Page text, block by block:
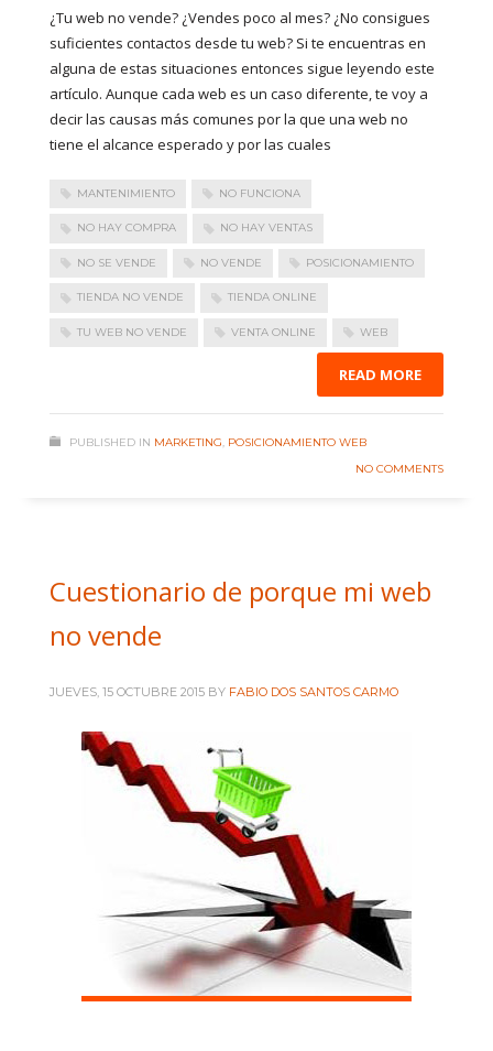
¿Tu web no vende? ¿Vendes poco al mes? ¿No consigues
suficientes contactos desde tu web? Si te encuentras en
alguna de estas situaciones entonces sigue leyendo este
artículo. Aunque cada web es un caso diferente, te voy a
decir las causas más comunes por la que una web no
tiene el alcance esperado y por las cuales
MANTENIMIENTO NO FUNCIONA
NO HAY COMPRA NO HAY VENTAS
NO SE VENDE NO VENDE POSICIONAMIENTO
TIENDA NO VENDE TIENDA ONLINE
TU WEB NO VENDE VENTA ONLINE WEB
READ MORE
PUBLISHED IN MARKETING, POSICIONAMIENTO WEB
NO COMMENTS
Cuestionario de porque mi web
no vende
JUEVES, 15 OCTUBRE 2015 BY FABIO DOS SANTOS CARMO